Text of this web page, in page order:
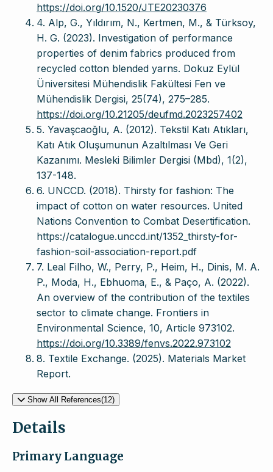
https://doi.org/10.1520/JTE20230376
4. Alp, G., Yıldırım, N., Kertmen, M., & Türksoy,
H. G. (2023). Investigation of performance
properties of denim fabrics produced from
recycled cotton blended yarns. Dokuz Eylül
Üniversitesi Mühendislik Fakültesi Fen ve
Mühendislik Dergisi, 25(74), 275–285.
https://doi.org/10.21205/deufmd.2023257402
5. Yavaşcaoğlu, A. (2012). Tekstil Katı Atıkları,
Katı Atık Oluşumunun Azaltılması Ve Geri
Kazanımı. Mesleki Bilimler Dergisi (Mbd), 1(2),
137-148.
6. UNCCD. (2018). Thirsty for fashion: The
impact of cotton on water resources. United
Nations Convention to Combat Desertification.
https://catalogue.unccd.int/1352_thirsty-for-
fashion-soil-association-report.pdf
7. Leal Filho, W., Perry, P., Heim, H., Dinis, M. A.
P., Moda, H., Ebhuoma, E., & Paço, A. (2022).
An overview of the contribution of the textiles
sector to climate change. Frontiers in
Environmental Science, 10, Article 973102.
https://doi.org/10.3389/fenvs.2022.973102
8. Textile Exchange. (2025). Materials Market
Report.
Show All References(12)
Details
Primary Language